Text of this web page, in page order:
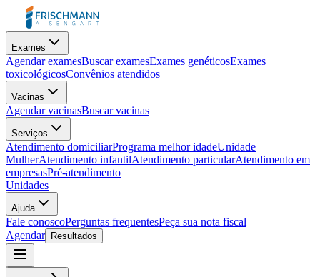
Exames
Agendar examesBuscar examesExames genéticosExames
toxicológicosConvênios atendidos
Vacinas
Agendar vacinasBuscar vacinas
Serviços
Atendimento domiciliarPrograma melhor idadeUnidade
MulherAtendimento infantilAtendimento particularAtendimento em
empresasPré-atendimento
Unidades
Ajuda
Fale conoscoPerguntas frequentesPeça sua nota fiscal
Agendar
Resultados